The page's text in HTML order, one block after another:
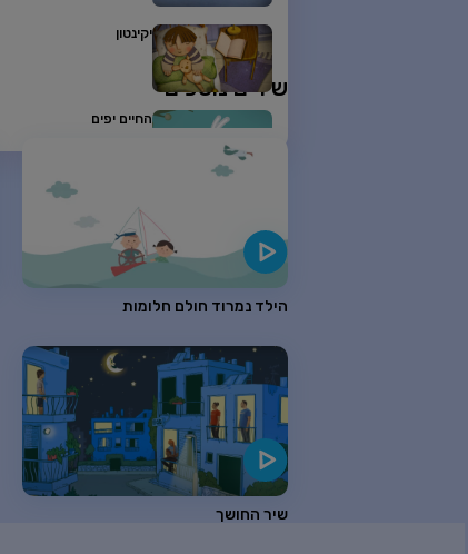
יקינטון
החיים יפים
שיר ערש לצבעים
האיש על הירח
שיר לשירה
שם מעבר לקשת
שירים נוספים
הילד נמרוד חולם חלומות
שיר החושך